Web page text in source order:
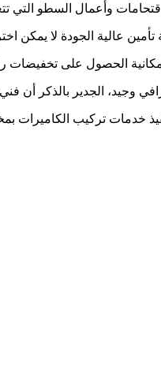
وأعمال السطو التي
عالية الجودة لا يمكن
الحصول على تخفيضات
وجيد، الجدير بالذكر أن
خدمات تركيب الكاميرات